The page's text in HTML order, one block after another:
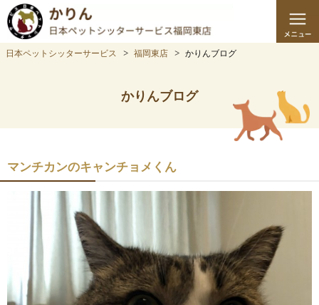
日本ペットシッターサービス 福岡東店 かりんブログ
かりんブログ
マンチカンのキャンチョメくん